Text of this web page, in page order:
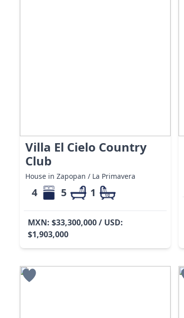
Villa El Cielo Country
Club
House in Zapopan / La Primavera
4 5 1
MXN: $33,300,000 / USD:
$1,903,000